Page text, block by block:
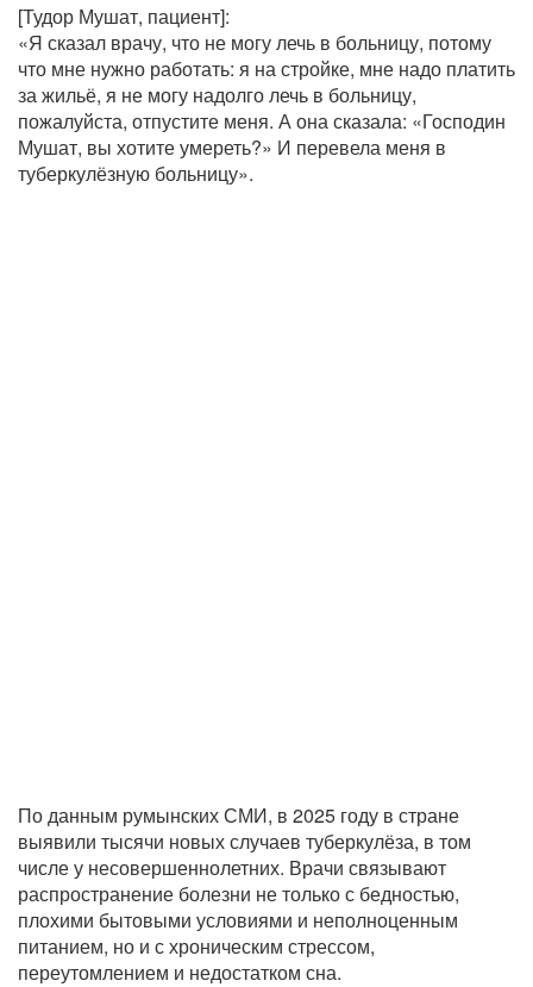
[Тудор Мушат, пациент]:
«Я сказал врачу, что не могу лечь в больницу, потому
что мне нужно работать: я на стройке, мне надо платить
за жильё, я не могу надолго лечь в больницу,
пожалуйста, отпустите меня. А она сказала: «Господин
Мушат, вы хотите умереть?» И перевела меня в
туберкулёзную больницу».
По данным румынских СМИ, в 2025 году в стране
выявили тысячи новых случаев туберкулёза, в том
числе у несовершеннолетних. Врачи связывают
распространение болезни не только с бедностью,
плохими бытовыми условиями и неполноценным
питанием, но и с хроническим стрессом,
переутомлением и недостатком сна.